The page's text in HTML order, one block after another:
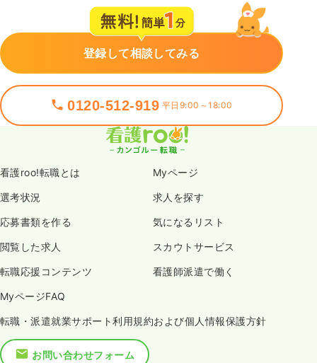
登録して相談してみる
0120-512-919 平日9:00～18:00
看護roo!転職とは Myページ
選考状況 求人を探す
応募書類を作る 気になるリスト
閲覧した求人 スカウトサービス
転職応援コンテンツ 看護師派遣で働く
MyページFAQ
転職・派遣就業サポート利用規約および個人情報保護方針
お問い合わせフォーム